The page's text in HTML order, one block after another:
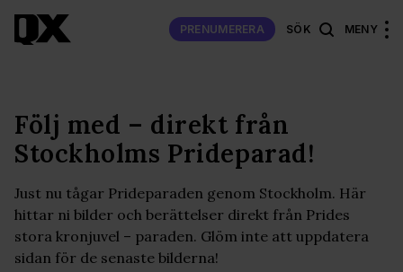
PRENUMERERA SÖK MENY
Följ med – direkt från
Stockholms Prideparad!
Just nu tågar Prideparaden genom Stockholm. Här
hittar ni bilder och berättelser direkt från Prides
stora kronjuvel – paraden. Glöm inte att uppdatera
sidan för de senaste bilderna!